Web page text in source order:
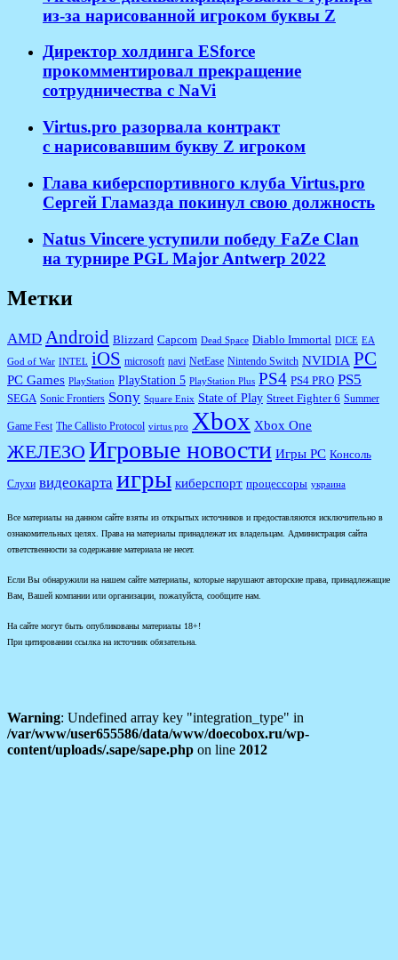
из-за нарисованной игроком буквы Z
Директор холдинга ESforce
прокомментировал прекращение
сотрудничества с NaVi
​Virtus.pro разорвала контракт
с нарисовавшим букву Z игроком
Глава киберспортивного клуба Virtus.pro
Сергей Гламазда покинул свою должность
Natus Vincere уступили победу FaZe Clan
на турнире PGL Major Antwerp 2022
Метки
AMD Android Blizzard Capcom Dead Space Diablo Immortal DICE EA
God of War INTEL iOS microsoft navi NetEase Nintendo Switch NVIDIA PC
PC Games PlayStation PlayStation 5 PlayStation Plus PS4 PS4 PRO PS5
SEGA Sonic Frontiers Sony Square Enix State of Play Street Fighter 6 Summer
Game Fest The Callisto Protocol virtus pro Xbox Xbox One
ЖЕЛЕЗО Игровые новости Игры PC Консоль
Слухи видеокарта игры киберспорт процессоры украина
Все материалы на данном сайте взяты из открытых источников и предоставляются исключительно в
ознакомительных целях. Права на материалы принадлежат их владельцам. Администрация сайта
ответственности за содержание материала не несет.
Если Вы обнаружили на нашем сайте материалы, которые нарушают авторские права, принадлежащие
Вам, Вашей компании или организации, пожалуйста, сообщите нам.
На сайте могут быть опубликованы материалы 18+!
При цитировании ссылка на источник обязательна.
Warning: Undefined array key "integration_type" in
/var/www/user655586/data/www/doecobox.ru/wp-
content/uploads/.sape/sape.php on line 2012